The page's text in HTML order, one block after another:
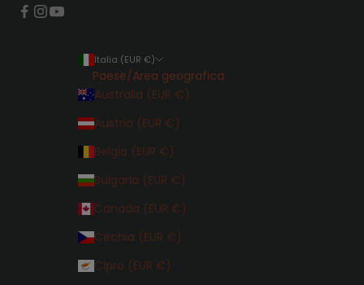
Italia (EUR €)
Paese/Area geografica
Australia (EUR €)
Austria (EUR €)
Belgio (EUR €)
Bulgaria (EUR €)
Canada (EUR €)
Cechia (EUR €)
Cipro (EUR €)